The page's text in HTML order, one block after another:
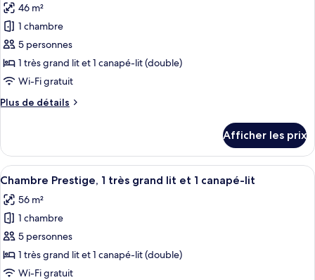
1
canapé-
lit,
vue
sur
le
complexe
grand
lit
canapé-
lit,
vue
sur
les
photos
pour
ce
type
chambre :
très
grand
lit
et
canapé-
lit
46 m²
1 chambre
5 personnes
1 très grand lit et 1 canapé-lit (double)
Wi-Fi gratuit
Plus de détails
Plus
Chambre,
très
lit
et
canapé-
lit
Afficher les prix
Afficher
toutes
les
photos
pour
ce
type
Une chambre d’hôtel avec un grand
7
Chambre Prestige, 1 très grand lit et 1 canapé-lit
56 m²
1 chambre
5 personnes
1 très grand lit et 1 canapé-lit (double)
Wi-Fi gratuit